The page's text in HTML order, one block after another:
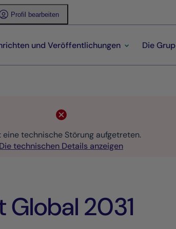
Profil bearbeiten
und Veröffentlichungen Die
eine technische Störung aufgetreten.
Die technischen Details anzeigen
Global 2031